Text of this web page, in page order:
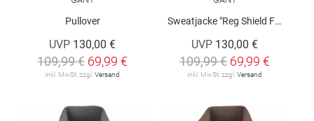
Pullover
UVP 130,00 €
109,99 € 69,99 €
inkl. MwSt. zzgl. Versand
Sweatjacke "Reg Shield Full Zip Sweat"
UVP 130,00 €
109,99 € 69,99 €
inkl. MwSt. zzgl. Versand